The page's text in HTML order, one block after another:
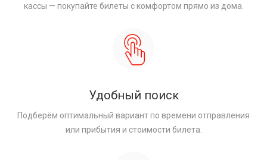
кассы — покупайте билеты с комфортом прямо из дома.
Удобный поиск
Подберём оптимальный вариант по времени отправления
или прибытия и стоимости билета.